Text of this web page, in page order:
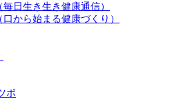
日生き生き健康通信）
から始まる健康づくり）
ボ